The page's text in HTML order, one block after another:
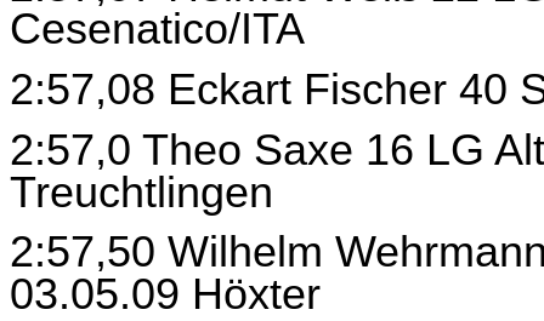
Cesenatico/ITA
2:57,08 Eckart Fischer 40
2:57,0 Theo Saxe 16 LG
Treuchtlingen
2:57,50 Wilhelm
03.05.09 Höxter